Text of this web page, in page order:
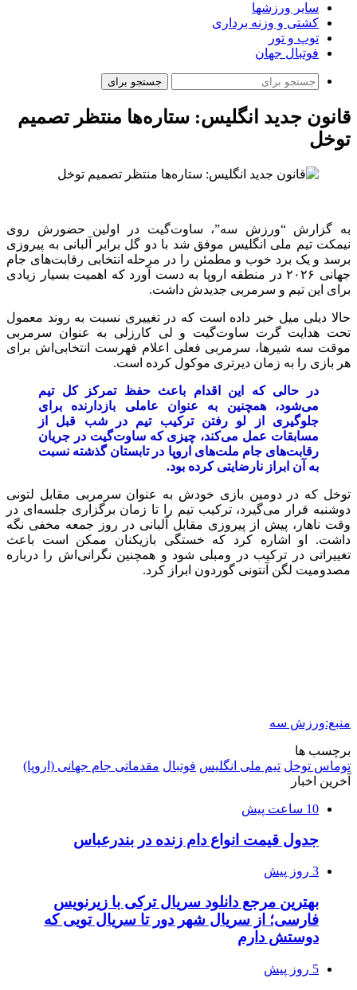
سایر ورزشها
کشتی و وزنه برداری
توپ و تور
فوتبال جهان
جستجو برای
قانون جدید انگلیس: ستاره‌ها منتظر تصمیم
توخل
به گزارش “ورزش سه”، ساوت‌گیت در اولین حضورش روی
نیمکت تیم ملی انگلیس موفق شد با دو گل برابر آلبانی به پیروزی
برسد و یک برد خوب و مطمئن را در مرحله انتخابی رقابت‌های جام
جهانی ۲۰۲۶ در منطقه اروپا به دست آورد که اهمیت بسیار زیادی
برای این تیم و سرمربی جدیدش داشت.
حالا دیلی میل خبر داده است که در تغییری نسبت به روند معمول
تحت هدایت گرت ساوت‌گیت و لی کارزلی به عنوان سرمربی
موقت سه شیرها، سرمربی فعلی اعلام فهرست انتخابی‌اش برای
هر بازی را به زمان دیرتری موکول کرده است.
در حالی که این اقدام باعث حفظ تمرکز کل تیم
می‌شود، همچنین به‌ عنوان عاملی بازدارنده برای
جلوگیری از لو رفتن ترکیب تیم در شب قبل از
مسابقات عمل می‌کند، چیزی که ساوت‌گیت در جریان
رقابت‌های جام ملت‌های اروپا در تابستان گذشته نسبت
به آن ابراز نارضایتی کرده بود.
توخل که در دومین بازی خودش به‌ عنوان سرمربی مقابل لتونی
دوشنبه قرار می‌گیرد، ترکیب تیم را تا زمان برگزاری جلسه‌ای در
وقت ناهار، پیش از پیروزی مقابل آلبانی در روز جمعه مخفی نگه
داشت. او اشاره کرد که خستگی بازیکنان ممکن است باعث
تغییراتی در ترکیب در ومبلی شود و همچنین نگرانی‌اش را درباره
مصدومیت لگن آنتونی گوردون ابراز کرد.
منبع:ورزش سه
برچسب ها
توماس توخل تیم ملی انگلیس فوتبال مقدماتی جام جهانی (اروپا)
آخرین اخبار
10 ساعت پیش
جدول قیمت انواع دام زنده در بندرعباس
3 روز پیش
بهترین مرجع دانلود سریال ترکی با زیرنویس
فارسی؛ از سریال شهر دور تا سریال تویی که
دوستش دارم
5 روز پیش